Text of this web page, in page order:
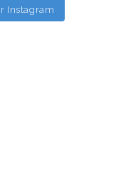
Instagram